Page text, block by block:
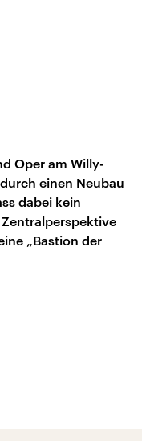
Oper am Willy-
einen Neubau
dabei kein
„Bastion der